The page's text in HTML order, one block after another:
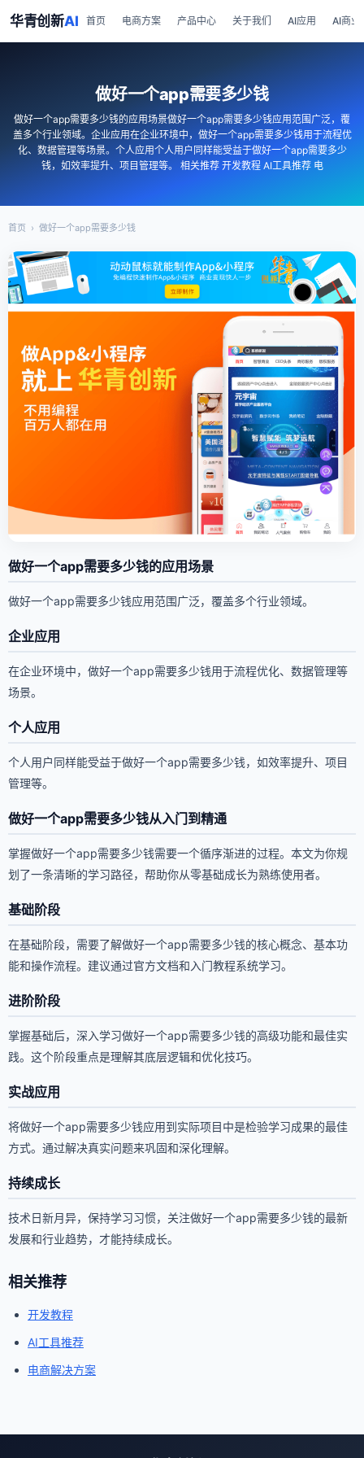
华青创新AI 首页 电商方案 产品中心 关于我们 AI应用 AI商业
做好一个app需要多少钱
做好一个app需要多少钱的应用场景做好一个app需要多少钱应用范围广泛，覆
盖多个行业领域。企业应用在企业环境中，做好一个app需要多少钱用于流程优
化、数据管理等场景。个人应用个人用户同样能受益于做好一个app需要多少
钱，如效率提升、项目管理等。 相关推荐 开发教程 AI工具推荐 电
首页 › 做好一个app需要多少钱
做好一个app需要多少钱的应用场景
做好一个app需要多少钱应用范围广泛，覆盖多个行业领域。
企业应用
在企业环境中，做好一个app需要多少钱用于流程优化、数据管理等
场景。
个人应用
个人用户同样能受益于做好一个app需要多少钱，如效率提升、项目
管理等。
做好一个app需要多少钱从入门到精通
掌握做好一个app需要多少钱需要一个循序渐进的过程。本文为你规
划了一条清晰的学习路径，帮助你从零基础成长为熟练使用者。
基础阶段
在基础阶段，需要了解做好一个app需要多少钱的核心概念、基本功
能和操作流程。建议通过官方文档和入门教程系统学习。
进阶阶段
掌握基础后，深入学习做好一个app需要多少钱的高级功能和最佳实
践。这个阶段重点是理解其底层逻辑和优化技巧。
实战应用
将做好一个app需要多少钱应用到实际项目中是检验学习成果的最佳
方式。通过解决真实问题来巩固和深化理解。
持续成长
技术日新月异，保持学习习惯，关注做好一个app需要多少钱的最新
发展和行业趋势，才能持续成长。
相关推荐
开发教程
AI工具推荐
电商解决方案